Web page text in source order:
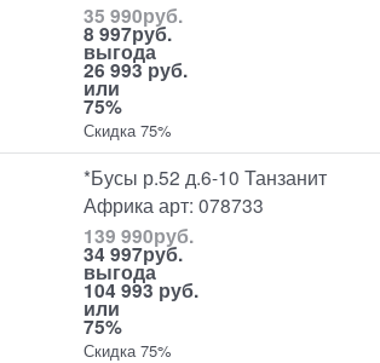
35 990руб.
8 997руб.
выгода
26 993 руб.
или
75%
Скидка 75%
*Бусы р.52 д.6-10 Танзанит
Африка арт: 078733
139 990руб.
34 997руб.
выгода
104 993 руб.
или
75%
Скидка 75%